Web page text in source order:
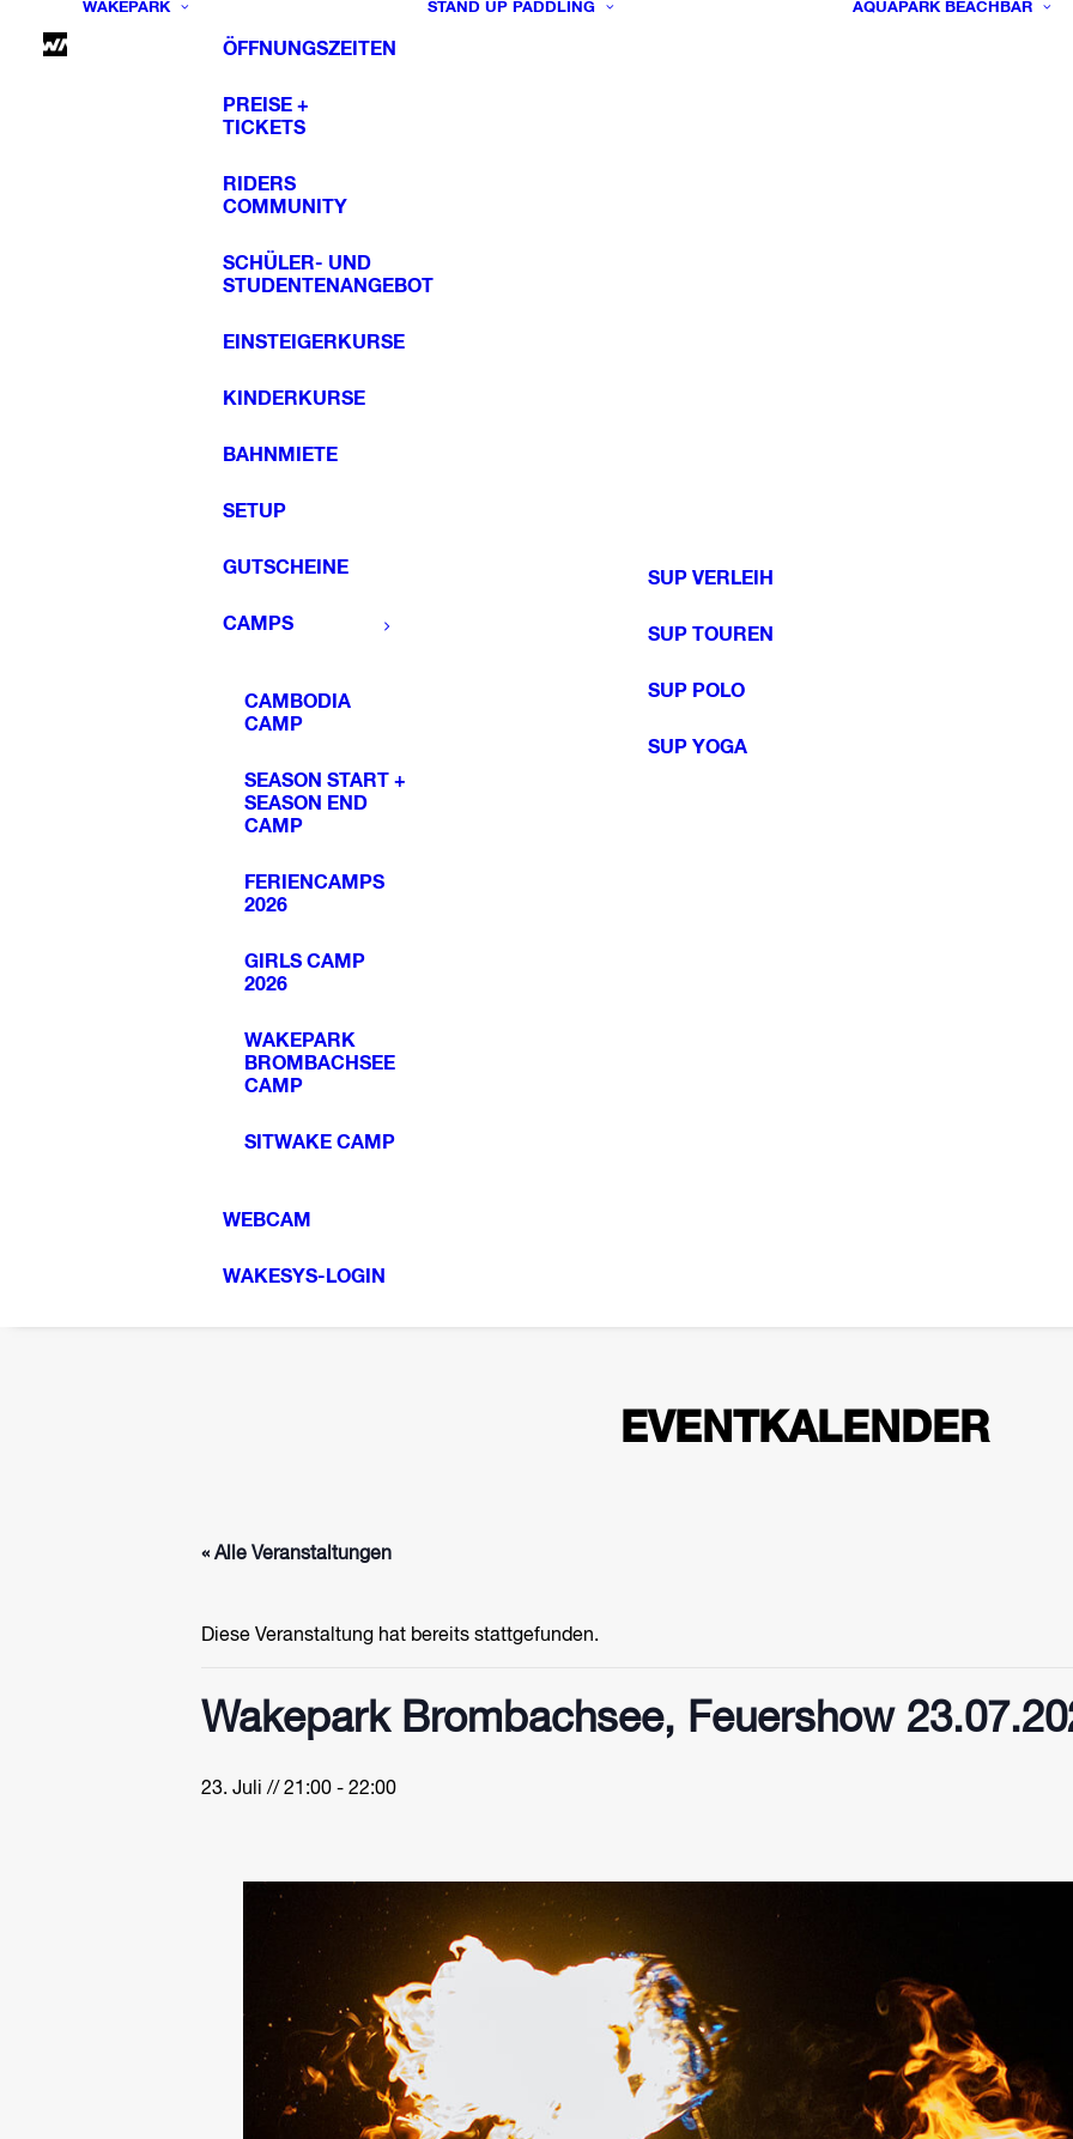
WAKEPARK
ÖFFNUNGSZEITEN
PREISE +
TICKETS
RIDERS
COMMUNITY
SCHÜLER- UND
STUDENTENANGEBOT
EINSTEIGERKURSE
KINDERKURSE
BAHNMIETE
SETUP
GUTSCHEINE
CAMPS
CAMBODIA
CAMP
SEASON START +
SEASON END
CAMP
FERIENCAMPS
2026
GIRLS CAMP
2026
WAKEPARK
BROMBACHSEE
CAMP
SITWAKE CAMP
WEBCAM
WAKESYS-LOGIN
STAND UP PADDLING
SUP VERLEIH
SUP TOUREN
SUP POLO
SUP YOGA
AQUAPARK BEACHBAR
EVENTKALENDER
« Alle Veranstaltungen
Diese Veranstaltung hat bereits stattgefunden.
Wakepark Brombachsee, Feuershow
23. Juli // 21:00 - 22:00